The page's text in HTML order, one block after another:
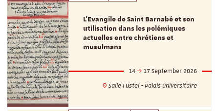
L’Evangile de Saint Barnabé et son
utilisation dans les polémiques
actuelles entre chrétiens et
musulmans
14
17 September 2026
Salle Fustel - Palais universitaire